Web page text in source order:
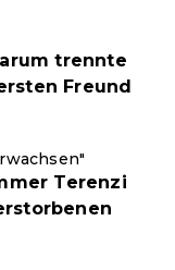
trennte
Freund
Terenzi